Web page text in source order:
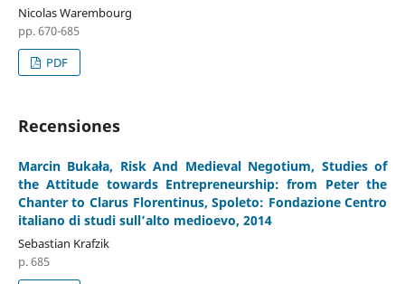
Nicolas Warembourg
pp. 670-685
PDF
Recensiones
Marcin Bukała, Risk And Medieval Negotium, Studies of
the Attitude towards Entrepreneurship: from Peter the
Chanter to Clarus Florentinus, Spoleto: Fondazione Centro
italiano di studi sull’alto medioevo, 2014
Sebastian Krafzik
p. 685